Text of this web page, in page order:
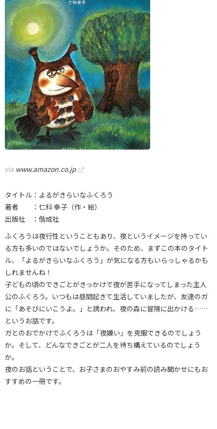
via www.amazon.co.jp
タイトル：よるがきらいなふくろう
著者 ：仁科 幸子（作・絵）
出版社 ：偕成社
ふくろうは夜行性ということもあり、夜というイメージを持ってい
る方も多いのではないでしょうか。そのため、まずこの本のタイト
ル、「よるがきらいなふくろう」が気になる方もいらっしゃるかも
しれませんね！
子どもの頃のできごとがきっかけで夜が苦手になってしまった主人
公のふくろう。いつもは昼間起きて生活していましたが、友達のガ
に「あそびにいこうよ。」と誘われ、夜の森に冒険に出かける……
というお話です。
ガとのおでかけでふくろうは「夜嫌い」を克服できるのでしょう
か。そして、どんなできごとが二人を待ち構えているのでしょう
か。
夜のお話ということで、お子さまのおやすみ前の読み聞かせにもお
すすめの一冊です。